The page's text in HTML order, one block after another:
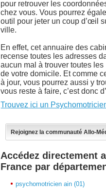
pour retrouver les
chez vous. Vous pourrez
outil pour jeter un coup d’œil
ville.
En effet, cet annuaire des
recense toutes les adresses
aucun mal à trouver toutes
de votre domicile. Et comme
à jour, vous pourrez aussi y
vous reste à faire, c’est donc
Trouvez ici un
Rejoignez la communauté Allo-
Accédez directement
France par
psychomotricien ain (01)